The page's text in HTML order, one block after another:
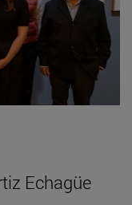
Echagüe